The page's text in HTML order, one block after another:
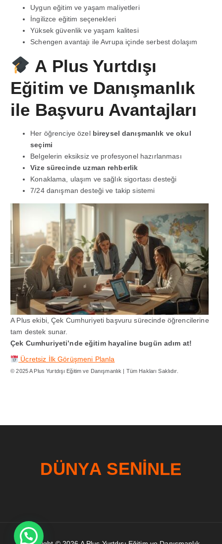
Uygun eğitim ve yaşam maliyetleri
İngilizce eğitim seçenekleri
Yüksek güvenlik ve yaşam kalitesi
Schengen avantajı ile Avrupa içinde serbest dolaşım
A Plus Yurtdışı
Eğitim ve Danışmanlık
ile Başvuru Avantajları
Her öğrenciye özel bireysel danışmanlık ve okul
seçimi
Belgelerin eksiksiz ve profesyonel hazırlanması
Vize sürecinde uzman rehberlik
Konaklama, ulaşım ve sağlık sigortası desteği
7/24 danışman desteği ve takip sistemi
A Plus ekibi, Çek Cumhuriyeti başvuru sürecinde öğrencilerine
tam destek sunar.
Çek Cumhuriyeti’nde eğitim hayaline bugün adım at!
Ücretsiz İlk Görüşmeni Planla
© 2025 A Plus Yurtdışı Eğitim ve Danışmanlık | Tüm Hakları Saklıdır.
DÜNYA SENINLE